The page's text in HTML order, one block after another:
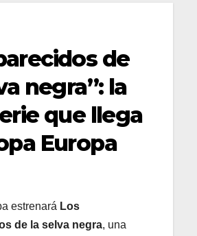
de
negra”: la
que llega
Europa
estrenará Los
de la selva negra, una